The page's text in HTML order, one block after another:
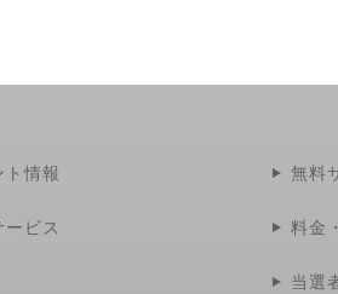
情報 無料
ビス 料金
当選